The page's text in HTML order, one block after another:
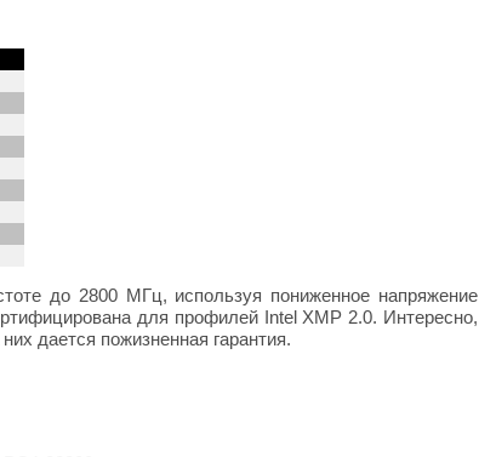
до 2800 МГц, используя пониженное напряжение
для профилей Intel XMP 2.0. Интересно,
дается пожизненная гарантия.